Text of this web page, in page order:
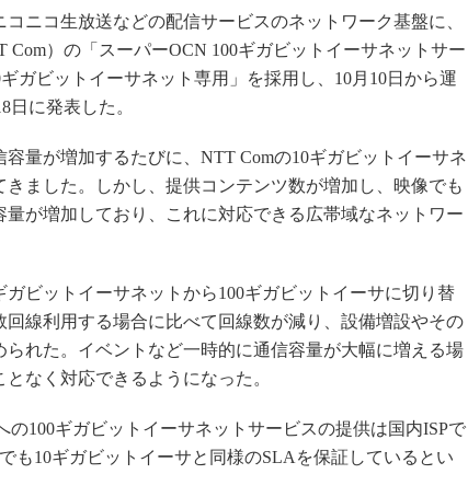
ニコ生放送などの配信サービスのネットワーク基盤に、
）の「スーパーOCN 100ギガビットイーサネットサー
ギガビットイーサネット専用」を採用し、10月10日から運
日に発表した。
量が増加するたびに、NTT Comの10ギガビットイーサネ
ました。しかし、提供コンテンツ数が増加し、映像でも
が増加しており、これに対応できる広帯域なネットワー
ビットイーサネットから100ギガビットイーサに切り替
回線利用する場合に比べて回線数が減り、設備増設やその
れた。イベントなど一時的に通信容量が大幅に増える場
なく対応できるようになった。
100ギガビットイーサネットサービスの提供は国内ISPで
も10ギガビットイーサと同様のSLAを保証しているとい